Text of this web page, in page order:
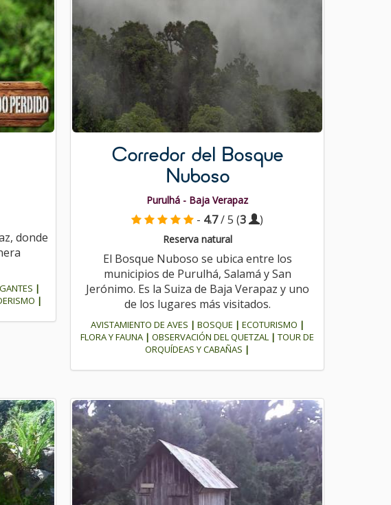
donde
|
|
Corredor del Bosque
Nuboso
Purulhá - Baja Verapaz
- 4.7/ 5 (3 )
Reserva natural
El Bosque Nuboso se ubica entre los
municipios de Purulhá, Salamá y San
Jerónimo. Es la Suiza de Baja Verapaz y uno
de los lugares más visitados.
AVISTAMIENTO DE AVES | BOSQUE | ECOTURISMO |
FLORA Y FAUNA | OBSERVACIÓN DEL QUETZAL | TOUR DE
ORQUÍDEAS Y CABAÑAS |